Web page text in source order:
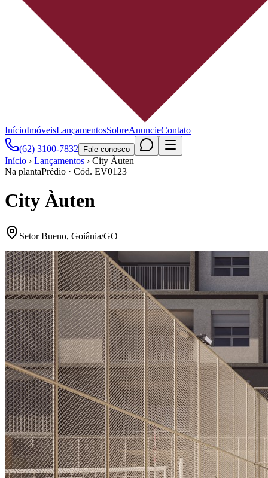
InícioImóveisLançamentosSobreAnuncieContato
(62) 3100-7832
Fale conosco
Início › Lançamentos › City Àuten
Na plantaPrédio · Cód. EV0123
City Àuten
Setor Bueno, Goiânia/GO